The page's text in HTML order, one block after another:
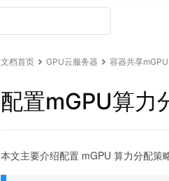
文档首页 GPU云服务器 容器共享mGPU
配置mGPU算力
本文主要介绍配置 mGPU 算力分配策